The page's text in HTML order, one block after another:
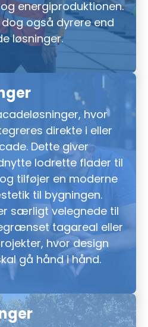
energiproduktionen.
også dyrere end
løsninger.
hvor
direkte i eller
Dette giver
lodrette flader til
tilføjer en moderne
til bygningen.
særligt velegnede til
tagareal eller
hvor design
gå hånd i hånd.